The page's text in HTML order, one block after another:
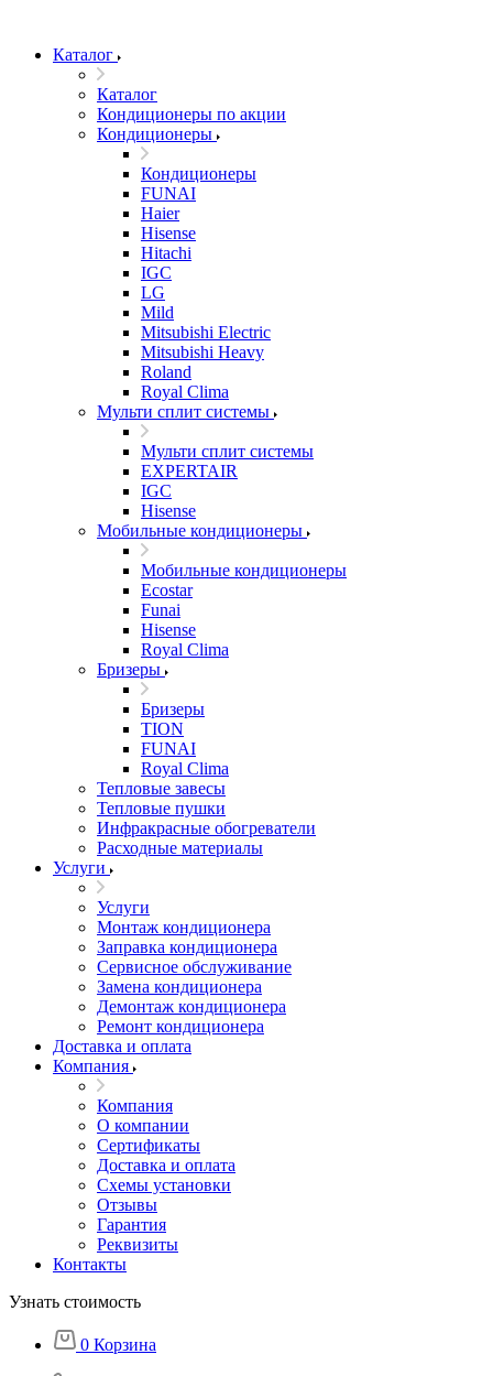
Каталог
Каталог
Кондиционеры по акции
Кондиционеры
Кондиционеры
FUNAI
Haier
Hisense
Hitachi
IGC
LG
Mild
Mitsubishi Electric
Mitsubishi Heavy
Roland
Royal Clima
Мульти сплит системы
Мульти сплит системы
EXPERTAIR
IGC
Hisense
Мобильные кондиционеры
Мобильные кондиционеры
Ecostar
Funai
Hisense
Royal Clima
Бризеры
Бризеры
TION
FUNAI
Royal Clima
Тепловые завесы
Тепловые пушки
Инфракрасные обогреватели
Расходные материалы
Услуги
Услуги
Монтаж кондиционера
Заправка кондиционера
Сервисное обслуживание
Замена кондиционера
Демонтаж кондиционера
Ремонт кондиционера
Доставка и оплата
Компания
Компания
О компании
Сертификаты
Доставка и оплата
Схемы установки
Отзывы
Гарантия
Реквизиты
Контакты
Узнать стоимость
0 Корзина